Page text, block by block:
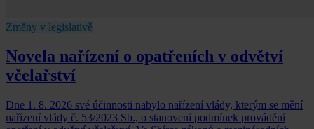
Změny v legislativě
Novela nařízení o opatřeních v odvětví
včelařství
Dne 1. 8. 2026 své účinnosti nabylo nařízení vlády, kterým se mění
nařízení vlády č. 53/2023 Sb., o stanovení podmínek provádění